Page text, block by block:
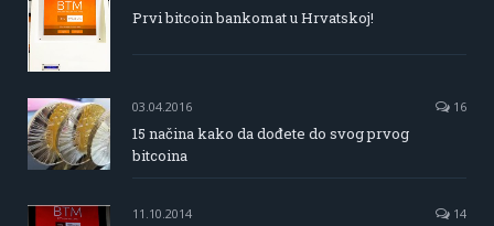
Prvi bitcoin bankomat u Hrvatskoj!
03.04.2016 16
15 načina kako da dođete do svog prvog
bitcoina
11.10.2014 14